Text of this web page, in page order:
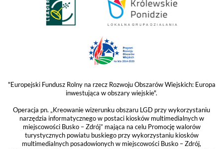
"Europejski Fundusz Rolny na rzecz Rozwoju Obszarów Wiejskich: Europa
inwestująca w obszary wiejskie".
Operacja pn. „Kreowanie wizerunku obszaru LGD przy wykorzystaniu
narzędzia informatycznego w postaci kiosków multimedialnych w
miejscowości Busko – Zdrój” mająca na celu Promocję walorów
turystycznych powiatu buskiego przy wykorzystaniu kiosków
multimedialnych posadowionych w miejscowości Busko – Zdrój,